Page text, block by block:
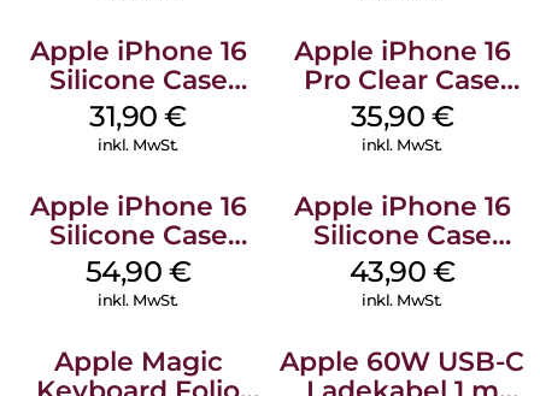
Apple iPhone 16
Silicone Case
MagSafe Fuchsia
31,90€
inkl. MwSt.
Apple iPhone 16
Pro Clear Case
MagSafe
Transparent
35,90 €
inkl. MwSt.
Apple iPhone 16
Silicone Case
MagSafe Black
54,90 €
inkl. MwSt.
Apple iPhone 16
Silicone Case
MagSafe Plum
43,90 €
inkl. MwSt.
Apple Magic
Apple 60W USB-C